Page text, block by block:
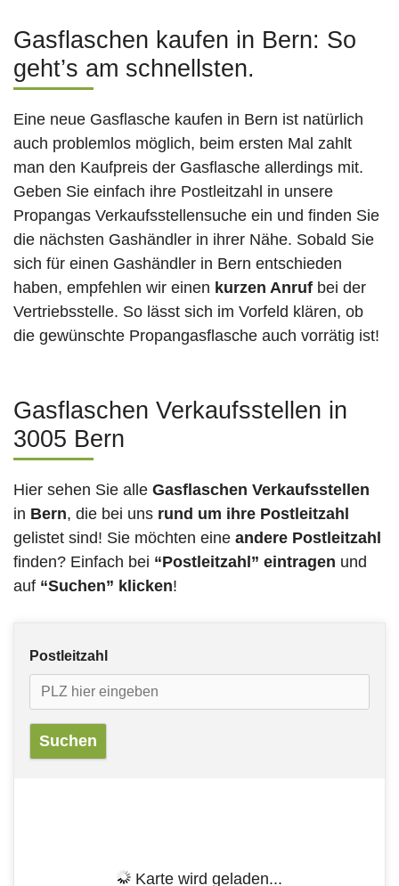
Gasflaschen kaufen in Bern: So
geht’s am schnellsten.
Eine neue Gasflasche kaufen in Bern ist natürlich
auch problemlos möglich, beim ersten Mal zahlt
man den Kaufpreis der Gasflasche allerdings mit.
Geben Sie einfach ihre Postleitzahl in unsere
Propangas Verkaufsstellensuche ein und finden Sie
die nächsten Gashändler in ihrer Nähe. Sobald Sie
sich für einen Gashändler in Bern entschieden
haben, empfehlen wir einen kurzen Anruf bei der
Vertriebsstelle. So lässt sich im Vorfeld klären, ob
die gewünschte Propangasflasche auch vorrätig ist!
Gasflaschen Verkaufsstellen in
3005 Bern
Hier sehen Sie alle Gasflaschen Verkaufsstellen
in Bern, die bei uns rund um ihre Postleitzahl
gelistet sind! Sie möchten eine andere Postleitzahl
finden? Einfach bei “Postleitzahl” eintragen und
auf “Suchen” klicken!
Postleitzahl
Karte wird geladen...